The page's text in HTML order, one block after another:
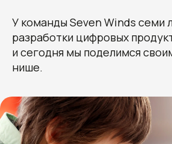
У команды Seven Winds семи
разработки цифровых
и сегодня мы поделимся
нише.